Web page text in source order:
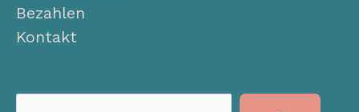
Bezahlen
Kontakt